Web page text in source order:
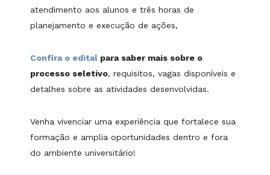
atendimento aos alunos e três horas de
planejamento e execução de ações,
Confira o edital para saber mais sobre o
processo seletivo, requisitos, vagas disponíveis e
detalhes sobre as atividades desenvolvidas.
Venha vivenciar uma experiência que fortalece sua
formação e amplia oportunidades dentro e fora
do ambiente universitário!